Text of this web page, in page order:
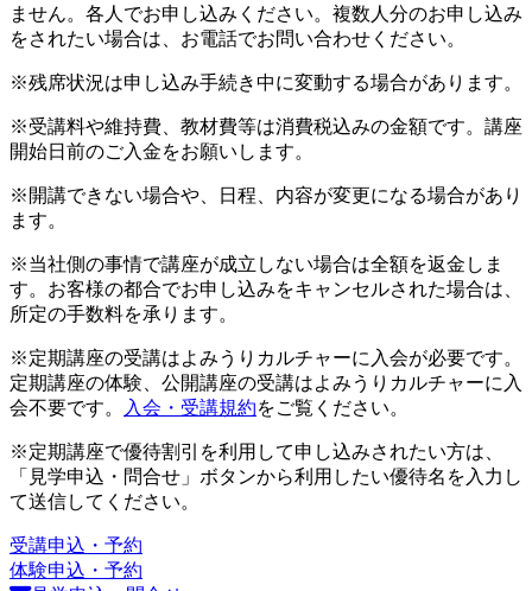
ません。各人でお申し込みください。複数人分のお申し込み
をされたい場合は、お電話でお問い合わせください。
※残席状況は申し込み手続き中に変動する場合があります。
※受講料や維持費、教材費等は消費税込みの金額です。講座
開始日前のご入金をお願いします。
※開講できない場合や、日程、内容が変更になる場合があり
ます。
※当社側の事情で講座が成立しない場合は全額を返金しま
す。お客様の都合でお申し込みをキャンセルされた場合は、
所定の手数料を承ります。
※定期講座の受講はよみうりカルチャーに入会が必要です。
定期講座の体験、公開講座の受講はよみうりカルチャーに入
会不要です。
入会・受講規約をご覧ください。
※定期講座で優待割引を利用して申し込みされたい方は、
「見学申込・問合せ」ボタンから利用したい優待名を入力し
て送信してください。
受講申込・予約
体験申込・予約